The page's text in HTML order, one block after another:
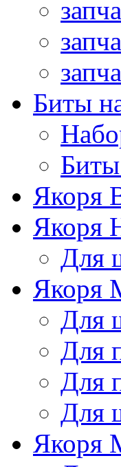
Биты
Якоря
Якоря
Для
Якоря
Для
Для
Для
Для
Якоря